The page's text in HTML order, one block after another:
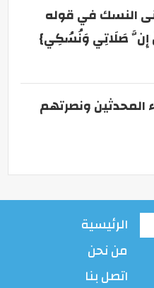
النسك في قوله
إِنَّ صَلَاتِي وَنُسُكِي}
المحدثين ونصرتهم
الرئيسية
من نحن
اتصل بنا